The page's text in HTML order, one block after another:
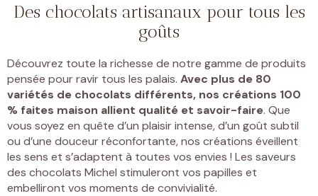
Des chocolats artisanaux pour tous les
goûts
Découvrez toute la richesse de notre gamme de produits
pensée pour ravir tous les palais. Avec plus de 80
variétés de chocolats différents, nos créations 100
% faites maison allient qualité et savoir-faire. Que
vous soyez en quête d’un plaisir intense, d’un goût subtil
ou d’une douceur réconfortante, nos créations éveillent
les sens et s’adaptent à toutes vos envies ! Les saveurs
des chocolats Michel stimuleront vos papilles et
embelliront vos moments de convivialité.